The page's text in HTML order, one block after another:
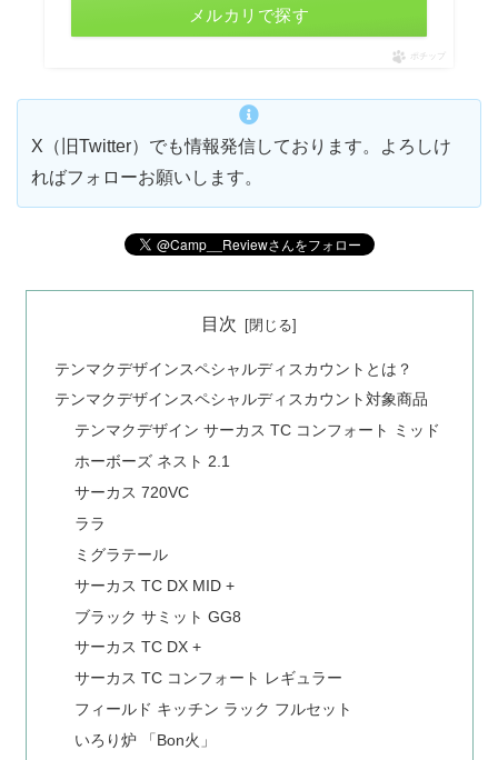
メルカリで探す
ポチップ
X（旧Twitter）でも情報発信しております。よろしけ
ればフォローお願いします。
目次
テンマクデザインスペシャルディスカウントとは？
テンマクデザインスペシャルディスカウント対象商品
テンマクデザイン サーカス TC コンフォート ミッド
ホーボーズ ネスト 2.1
サーカス 720VC
ララ
ミグラテール
サーカス TC DX MID +
ブラック サミット GG8
サーカス TC DX +
サーカス TC コンフォート レギュラー
フィールド キッチン ラック フルセット
いろり炉 「Bon火」